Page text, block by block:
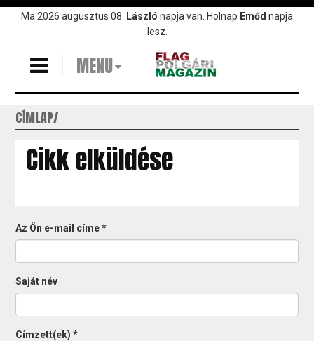
UgrásMa 2026 augusztus 08. László napja van. Holnap Emőd napja
lesz.
MENU
CÍMLAP
Cikk elküldése
Az Ön e-mail címe*
Saját név
Címzett(ek)*